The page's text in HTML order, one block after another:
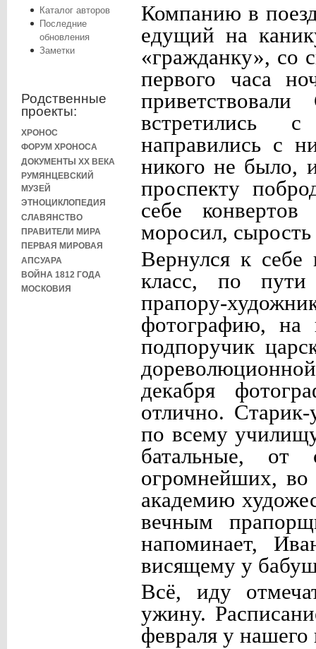
Каталог авторов
Последние
обновления
Заметки
Родственные
проекты:
ХРОНОС
ФОРУМ ХРОНОСА
ДОКУМЕНТЫ XX ВЕКА
РУМЯНЦЕВСКИЙ
МУЗЕЙ
ЭТНОЦИКЛОПЕДИЯ
СЛАВЯНСТВО
ПРАВИТЕЛИ МИРА
ПЕРВАЯ МИРОВАЯ
АПСУАРА
ВОЙНА 1812 ГОДА
МОСКОВИЯ
Компанию в
едущий на
«гражданку», со
первого часа
встретились
направились с
никого не было,
проспекту
себе
моросил,
Вернулся к
класс, по пути
прапору-
фотографию, на
подпоручик
декабря
отлично.
по всему
батальные,
огромнейших,
академию
вечным
напоминает,
висящему у
Всё, иду
ужину.
февраля у нашего